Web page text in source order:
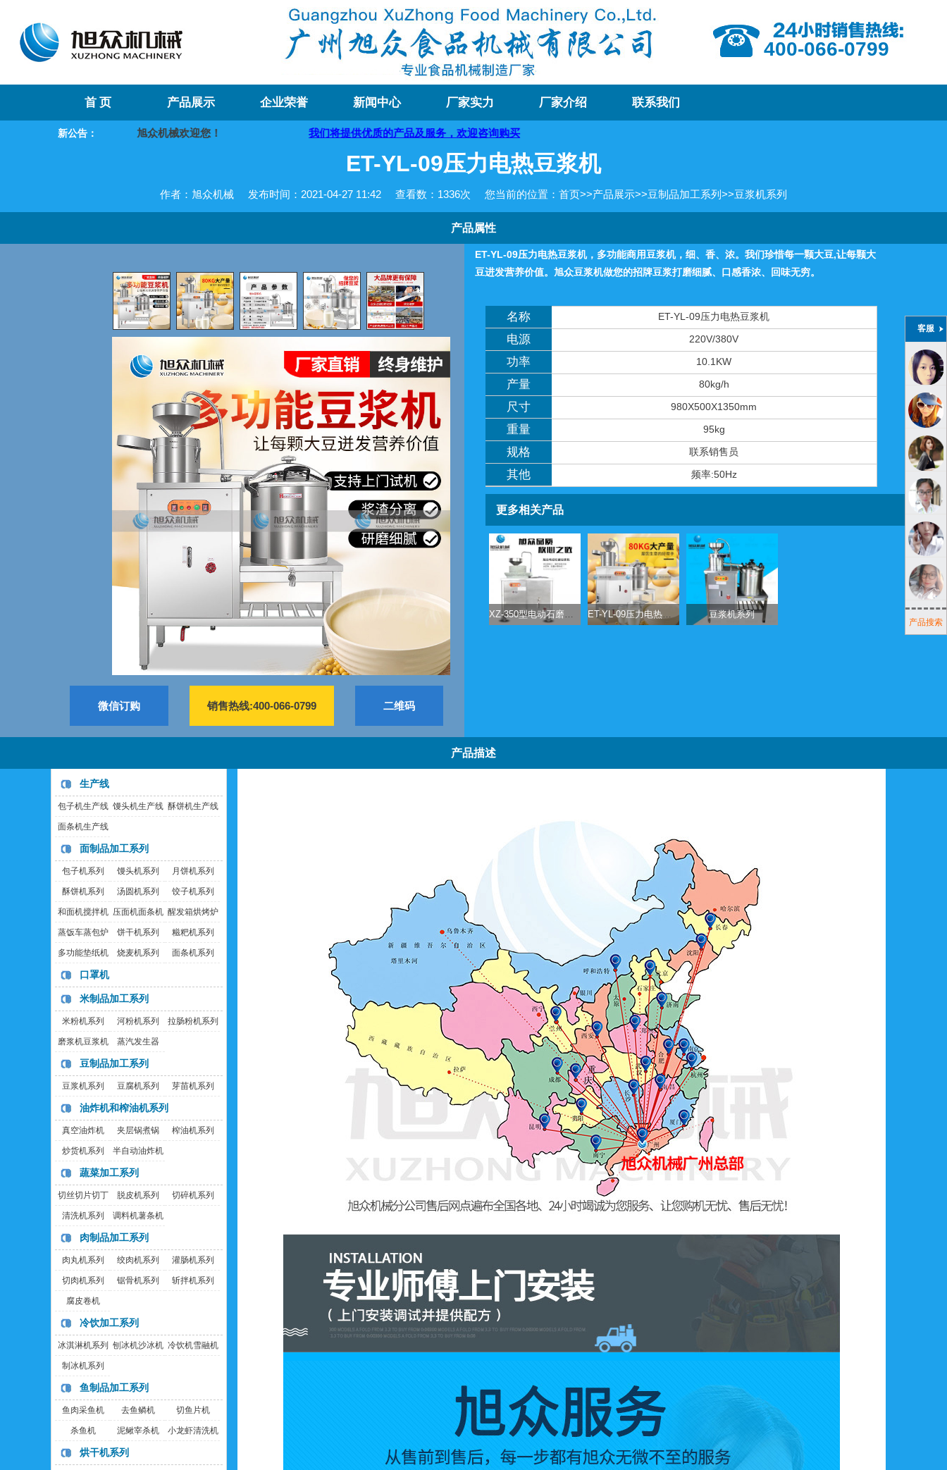
400-066-0799
首 页 产品展示 企业荣誉 新闻中心 厂家实力 厂家介绍 联系我们
新公告：
旭众机械欢迎您！ 我们将提供优质的产品及服务，欢迎咨询购买
ET-YL-09压力电热豆浆机
作者：旭众机械 发布时间：2021-04-27 11:42 查看数： 1336次 您当前的位置： 首页>>产品展示>>豆制品加工系列 >>豆浆机系列
产品属性
微信订购 销售热线:400-066-0799 二维码
ET-YL-09压力电热豆浆机，多功能商用豆浆机，细、香、浓。我们珍惜每一颗大豆,让每颗大
豆进发营养价值。旭众豆浆机做您的招牌豆浆打磨细腻、口感香浓、回味无穷。
名称 ET-YL-09压力电热豆浆机
电源 220V/380V
功率 10.1KW
产量 80kg/h
尺寸 980X500X1350mm
重量 95kg
规格 联系销售员
其他 频率:50Hz
更多相关产品
XZ-350型电动石磨豆浆机 ET-YL-09压力电热豆浆机 豆浆机系列
产品描述
生产线
包子机生产线 馒头机生产线 酥饼机生产线
面条机生产线
面制品加工系列
包子机系列 馒头机系列 月饼机系列
酥饼机系列 汤圆机系列 饺子机系列
和面机搅拌机 压面机面条机 醒发箱烘烤炉
蒸饭车蒸包炉 饼干机系列 糍粑机系列
多功能垫纸机 烧麦机系列 面条机系列
口罩机
米制品加工系列
米粉机系列 河粉机系列 拉肠粉机系列
磨浆机豆浆机 蒸汽发生器
豆制品加工系列
豆浆机系列 豆腐机系列 芽苗机系列
油炸机和榨油机系列
真空油炸机 夹层锅煮锅 榨油机系列
炒货机系列 半自动油炸机
蔬菜加工系列
切丝切片切丁
机
脱皮机系列 切碎机系列
清洗机系列 调料机薯条机
肉制品加工系列
肉丸机系列 绞肉机系列 灌肠机系列
切肉机系列 锯骨机系列 斩拌机系列
腐皮卷机
冷饮加工系列
冰淇淋机系列 刨冰机沙冰机 冷饮机雪融机
制冰机系列
鱼制品加工系列
鱼肉采鱼机 去鱼鳞机 切鱼片机
杀鱼机 泥鳅宰杀机 小龙虾清洗机
烘干机系列
客服
产品搜索